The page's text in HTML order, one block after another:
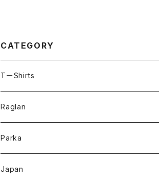
CATEGORY
TーShirts
Raglan
Parka
Japan